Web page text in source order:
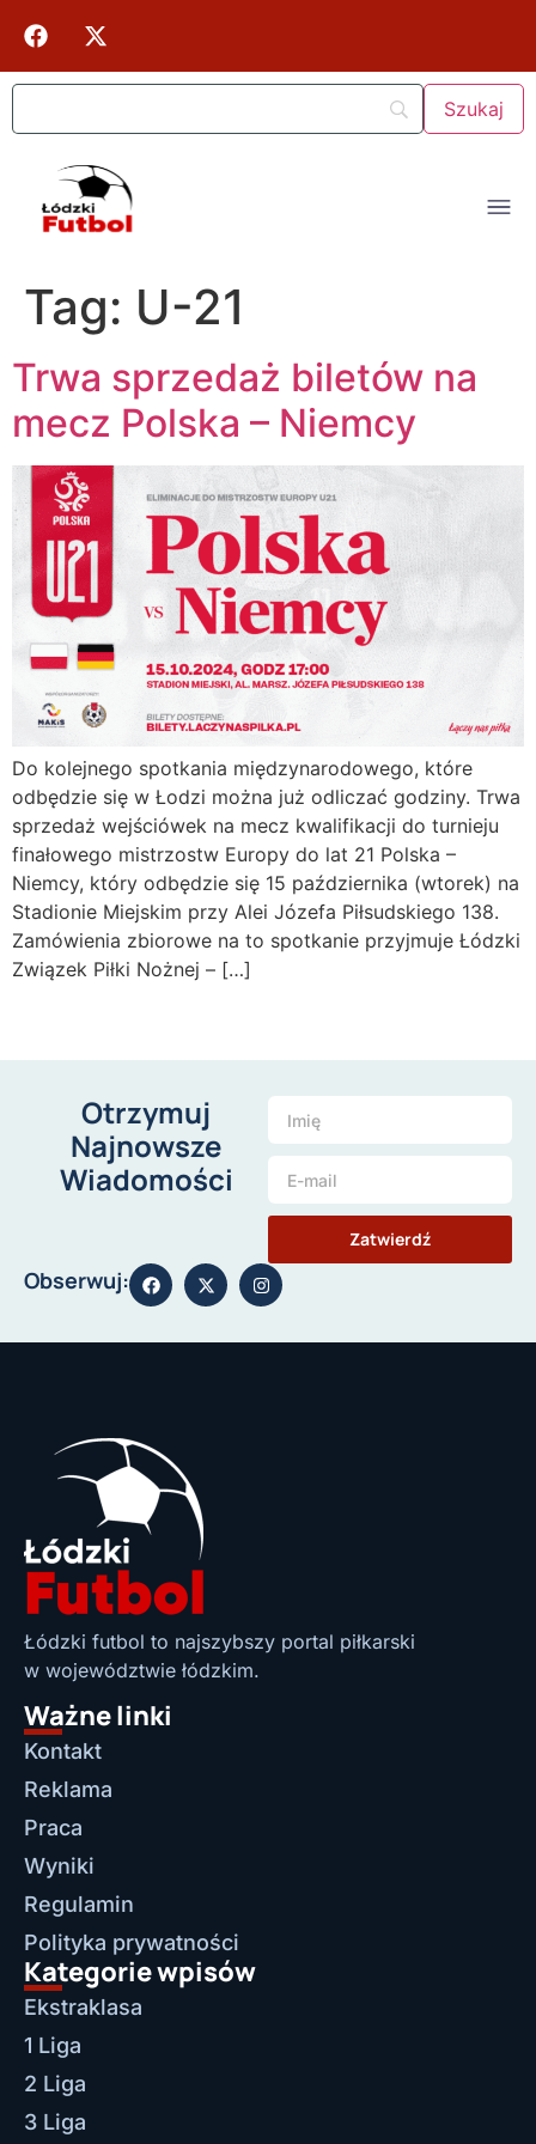
Tag: U-21
Trwa sprzedaż biletów na
mecz Polska – Niemcy
Do kolejnego spotkania międzynarodowego, które
odbędzie się w Łodzi można już odliczać godziny. Trwa
sprzedaż wejściówek na mecz kwalifikacji do turnieju
finałowego mistrzostw Europy do lat 21 Polska –
Niemcy, który odbędzie się 15 października (wtorek) na
Stadionie Miejskim przy Alei Józefa Piłsudskiego 138.
Zamówienia zbiorowe na to spotkanie przyjmuje Łódzki
Związek Piłki Nożnej – […]
Otrzymuj
Najnowsze
Wiadomości
Zatwierdź
Obserwuj:
Łódzki futbol to najszybszy portal piłkarski
w województwie łódzkim.
Ważne linki
Kontakt
Reklama
Praca
Wyniki
Regulamin
Polityka prywatności
Kategorie wpisów
Ekstraklasa
1 Liga
2 Liga
3 Liga